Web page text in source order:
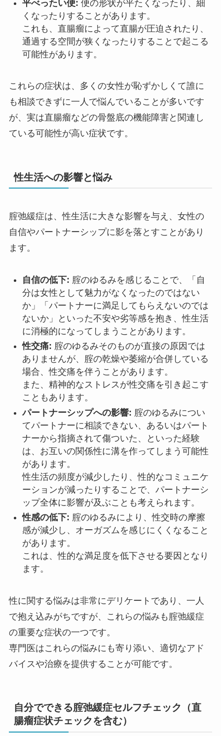
平べったい便: 便の形状が平たくなったり、細
くなったりすることがあります。
これも、直腸瘤によって直腸が圧迫されたり、
通過する空間が狭くなったりすることで起こる
可能性があります。
これらの症状は、多くの女性が恥ずかしくて誰に
も相談できずに一人で悩んでいることが多いです
が、実は直腸瘤などの骨盤底の機能障害と関連し
ている可能性が高い症状です。
性生活への影響と悩み
腟弛緩症は、性生活に大きな影響を与え、女性の
自信やパートナーシップに影を落とすことがあり
ます。
自信の低下: 腟のゆるみを感じることで、「自
分は女性として魅力がなくなったのではない
か」「パートナーに満足してもらえないのでは
ないか」といった不安や劣等感を抱き、性生活
に消極的になってしまうことがあります。
性交痛: 腟のゆるみそのものが直接の原因では
ありませんが、腟の乾燥や萎縮が合併している
場合、性交痛を伴うことがあります。
また、精神的なストレスが性交痛を引き起こす
こともあります。
パートナーシップへの影響: 腟のゆるみについ
てパートナーに相談できない、あるいはパート
ナーから指摘されて傷ついた、といった経験
は、お互いの関係性に溝を作ってしまう可能性
があります。
性生活の頻度が減少したり、性的なコミュニケ
ーションが減ったりすることで、パートナーシ
ップ全体に影響が及ぶことも考えられます。
性感の低下: 腟のゆるみにより、性交時の摩擦
感が減少し、オーガズムを感じにくくなること
があります。
これは、性的な満足度を低下させる要因となり
ます。
性に関する悩みは非常にデリケートであり、一人
で抱え込みがちですが、これらの悩みも腟弛緩症
の重要な症状の一つです。
専門医はこれらの悩みにも寄り添い、適切なアド
バイスや治療を提供することが可能です。
自分でできる腟弛緩症セルフチェック（直
腸瘤症状チェックを含む）